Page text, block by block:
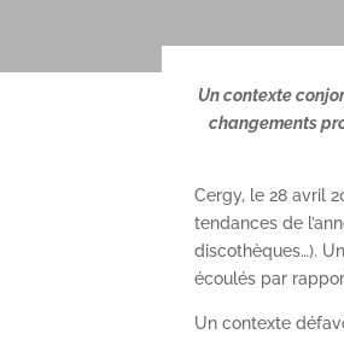
Un contexte
changements
Cergy, le 28 avril
tendances de
discothèques…).
écoulés par
Un contexte